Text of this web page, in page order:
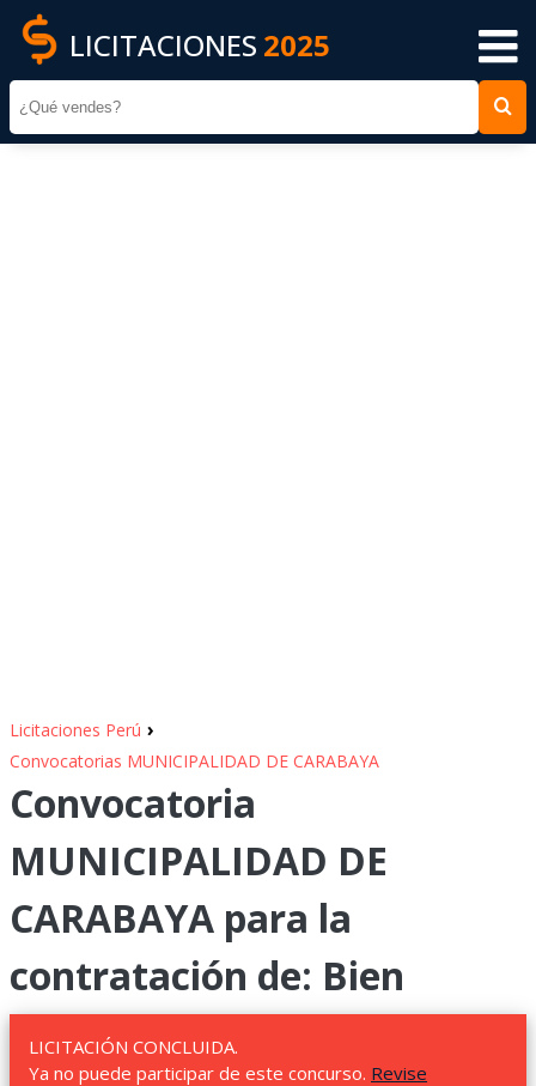
LICITACIONES 2025
Licitaciones Perú ›
Convocatorias MUNICIPALIDAD DE CARABAYA
Convocatoria
MUNICIPALIDAD DE
CARABAYA para la
contratación de: Bien
LICITACIÓN CONCLUIDA.
Ya no puede participar de este concurso. Revise